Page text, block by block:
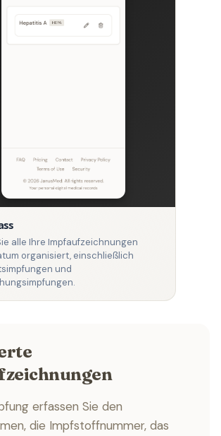
alle Ihre Impfaufzeichnungen
organisiert, einschließlich
und
erfassen Sie den
die Impfstoffnummer, das